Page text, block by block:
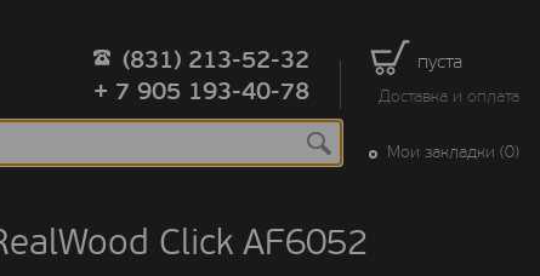
пуста
Доставка и оплата
(831) 213-52-32
+ 7 905 193-40-78
Мои закладки (0)
Click AF6052